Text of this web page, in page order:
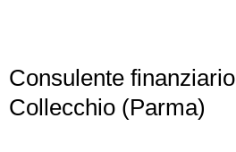
Consulente finanziario
Collecchio (Parma)